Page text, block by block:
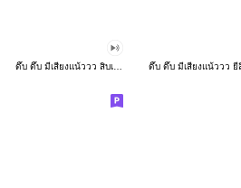
ดึ๊บ ดึ๊บ มีเสียงแน้ววว ยี่